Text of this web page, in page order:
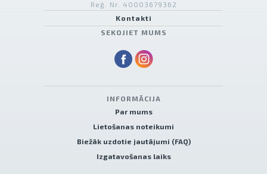
Reģ. Nr. 40003679362
Kontakti
SEKOJIET MUMS
INFORMĀCIJA
Par mums
Lietošanas noteikumi
Biežāk uzdotie jautājumi (FAQ)
Izgatavošanas laiks